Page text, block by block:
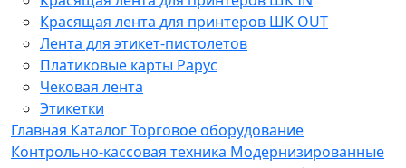
Красящая лента для принтеров ШК OUT
Лента для этикет-пистолетов
Платиковые карты Рарус
Чековая лента
Этикетки
Главная КаталогТорговое оборудование
Контрольно-кассовая техника Модернизированные